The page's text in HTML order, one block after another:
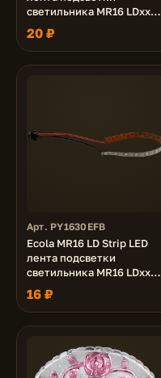
светильника MR16 LDxxxx
24V, 3.0W, 6000K
20 ₽
Арт. PY1630EFB
Ecola MR16 LD Strip LED
лента подсветки
светильника MR16 LDxxxx
24V, 3.0W, Желтая Yellow
16 ₽